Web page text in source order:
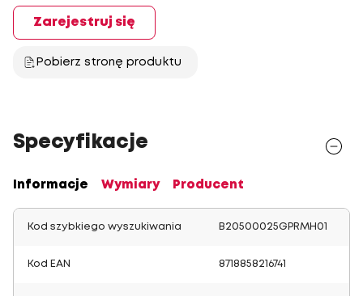
Zarejestruj się
Pobierz stronę produktu
Specyfikacje
Informacje Wymiary Producent
Kod szybkiego wyszukiwania B20500025GPRMH01
Kod EAN 8718858216741